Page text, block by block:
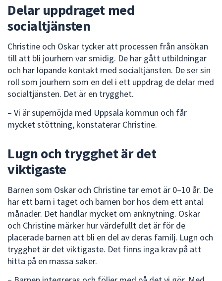
Delar uppdraget med
socialtjänsten
Christine och Oskar tycker att processen från ansökan
till att bli jourhem var smidig. De har gått utbildningar
och har löpande kontakt med socialtjänsten. De ser sin
roll som jourhem som en del i ett uppdrag de delar med
socialtjänsten. Det är en trygghet.
– Vi är supernöjda med Uppsala kommun och får
mycket stöttning, konstaterar Christine.
Lugn och trygghet är det
viktigaste
Barnen som Oskar och Christine tar emot är 0–10 år. De
har ett barn i taget och barnen bor hos dem ett antal
månader. Det handlar mycket om anknytning. Oskar
och Christine märker hur värdefullt det är för de
placerade barnen att bli en del av deras familj. Lugn och
trygghet är det viktigaste. Det finns inga krav på att
hitta på en massa saker.